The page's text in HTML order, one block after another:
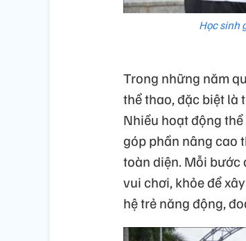
Học sinh
Trong những năm
thể thao, đặc biệt là
Nhiều hoạt động
góp phần nâng cao
toàn diện. Mỗi bước
vui chơi, khỏe để
hệ trẻ năng động,